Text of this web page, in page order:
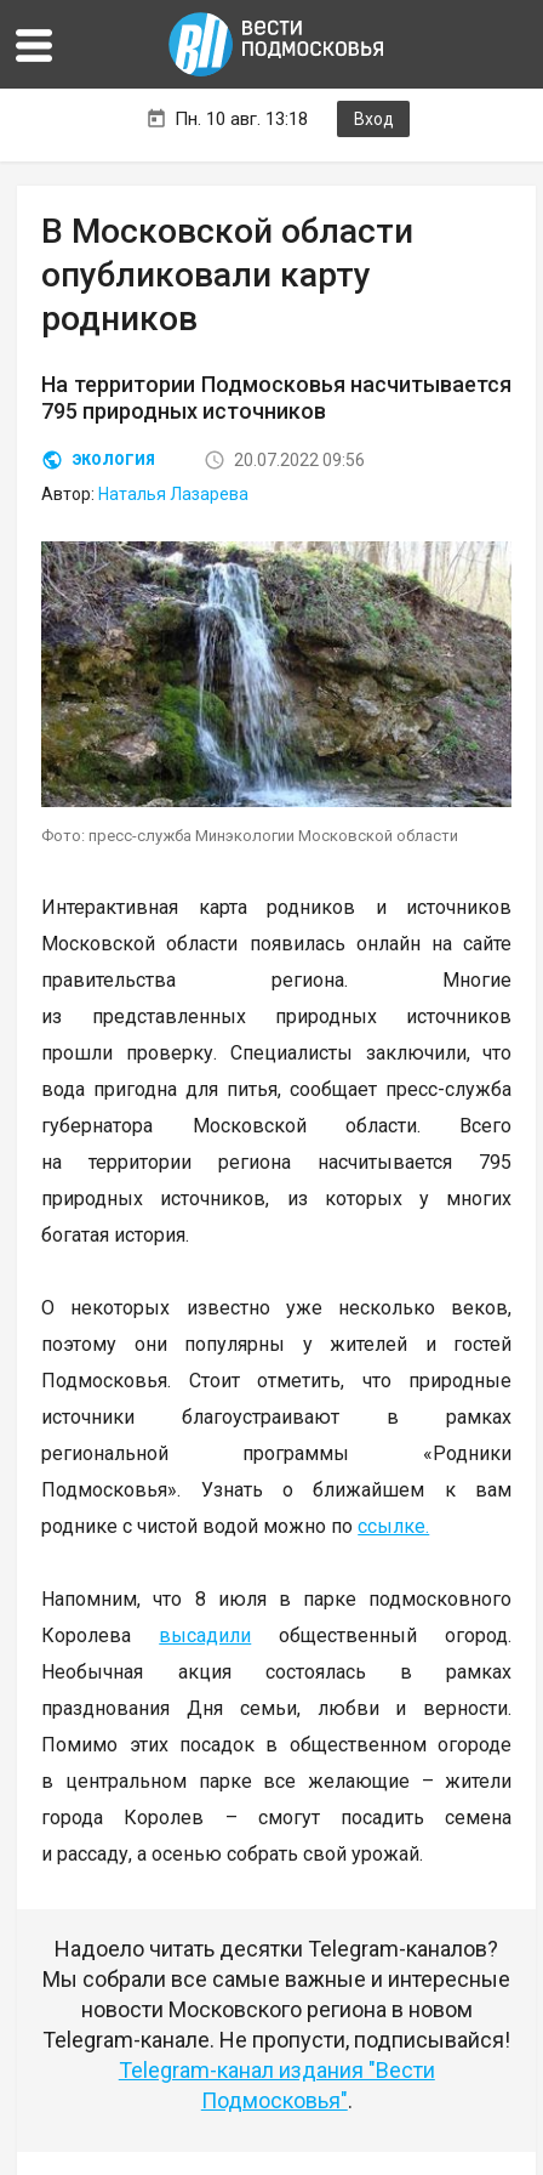
Пн. 10 авг. 13:18 Вход
В Московской области
опубликовали карту
родников
На территории Подмосковья насчитывается
795 природных источников
ЭКОЛОГИЯ
20.07.2022 09:56
Автор: Наталья Лазарева
Фото: пресс-служба Минэкологии Московской области
Интерактивная карта родников и источников
Московской области появилась онлайн на сайте
правительства региона. Многие
из представленных природных источников
прошли проверку. Специалисты заключили, что
вода пригодна для питья, сообщает пресс-служба
губернатора Московской области. Всего
на территории региона насчитывается 795
природных источников, из которых у многих
богатая история.
О некоторых известно уже несколько веков,
поэтому они популярны у жителей и гостей
Подмосковья. Стоит отметить, что природные
источники благоустраивают в рамках
региональной программы «Родники
Подмосковья». Узнать о ближайшем к вам
роднике с чистой водой можно поссылке.
Напомним, что 8 июля в парке подмосковного
Королева высадили общественный огород.
Необычная акция состоялась в рамках
празднования Дня семьи, любви и верности.
Помимо этих посадок в общественном огороде
в центральном парке все желающие – жители
города Королев – смогут посадить семена
и рассаду, а осенью собрать свой урожай.
Надоело читать десятки Telegram-каналов?
Мы собрали все самые важные и интересные
новости Московского региона в новом
Telegram-канале. Не пропусти, подписывайся!
Telegram-канал издания "Вести
Подмосковья".